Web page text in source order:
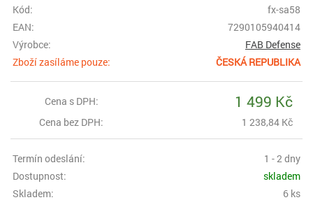
Kód:
fx-sa58
EAN:
7290105940414
Výrobce:
FAB Defense
Zboží zasíláme pouze:
ČESKÁ REPUBLIKA
Cena s DPH: 1 499 Kč
Cena bez DPH: 1 238,84 Kč
Termín odeslání:
1 - 2 dny
Dostupnost:
skladem
Skladem:
6 ks